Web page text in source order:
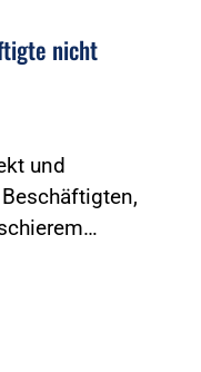
nicht
und